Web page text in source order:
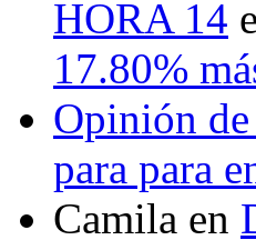
HORA 14
17.80%
Opinión de
para para
Camila en